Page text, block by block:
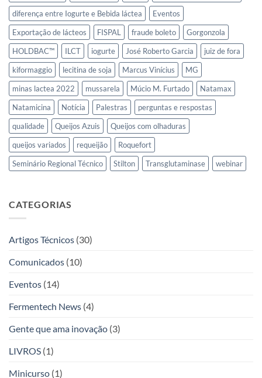
diferença entre Iogurte e Bebida láctea
Eventos
Exportação de lácteos
FISPAL fraude boleto
Gorgonzola
HOLDBAC™
ILCT iogurte José Roberto Garcia
juiz de fora
kiformaggio
lecitina de soja Marcus Vinícius
MG
minas lactea 2022
mussarela Múcio M. Furtado
Natamax
Natamicina
Notícia Palestras
perguntas e respostas
qualidade
Queijos Azuis
Queijos com olhaduras
queijos variados
requeijão
Roquefort
Seminário Regional Técnico
Stilton Transglutaminase webinar
CATEGORIAS
Artigos Técnicos (30)
Comunicados (10)
Eventos (14)
Fermentech News (4)
Gente que ama inovação (3)
LIVROS (1)
Minicurso (1)